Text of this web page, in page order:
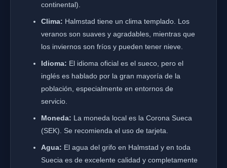
continental).
Clima: Halmstad tiene un clima templado. Los
veranos son suaves y agradables, mientras que
los inviernos son fríos y pueden tener nieve.
Idioma: El idioma oficial es el sueco, pero el
inglés es hablado por la gran mayoría de la
población, especialmente en entornos de
servicio.
Moneda: La moneda local es la Corona Sueca
(SEK). Se recomienda el uso de tarjeta.
Agua: El agua del grifo en Halmstad y en toda
Suecia es de excelente calidad y completamente